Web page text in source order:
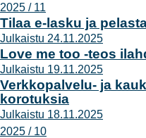
2025 / 11
Tilaa e-lasku ja
Julkaistu 24.11.2025
Love me too -teos
Julkaistu 19.11.2025
Verkkopalvelu- ja
korotuksia
Julkaistu 18.11.2025
2025 / 10